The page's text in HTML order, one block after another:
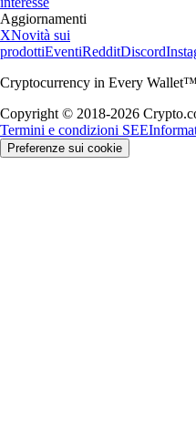
Aggiornamenti
XNovità sui
prodottiEventiRedditDiscord
Cryptocurrency in Every Wallet™
Copyright © 2018-2026
Termini e condizioni SEE
Preferenze sui cookie